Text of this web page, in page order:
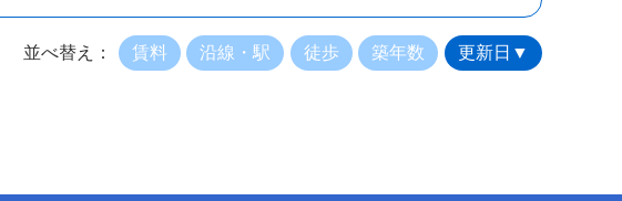
並べ替え： 賃料 沿線・駅 徒歩 築年数 更新日▼